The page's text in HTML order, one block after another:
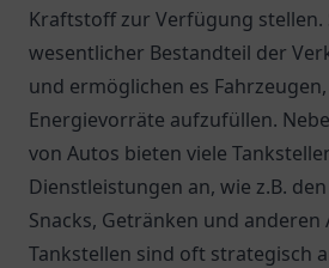
Kraftstoff zur Verfügung stellen.
wesentlicher Bestandteil der
und ermöglichen es
Energievorräte aufzufüllen.
von Autos bieten viele
Dienstleistungen an, wie z.B.
Snacks, Getränken und
Tankstellen sind oft strategisch